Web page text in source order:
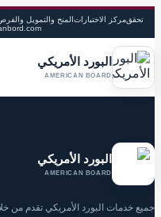
تحققمركز الاختباراتالمنح والتمويل
البورد الأمريكي
AMERICAN BOARD
البورد الأمريكي
AMERICAN BOARD
جميع خدمات البورد الأمريكي تقدم من